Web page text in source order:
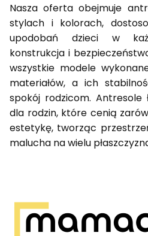
Nasza oferta obejmuje
stylach i kolorach,
upodobań dzieci w
konstrukcja i
wszystkie modele
materiałów, a ich
spokój rodzicom. Antresole
dla rodzin, które cenią
estetykę, tworząc
malucha na wielu